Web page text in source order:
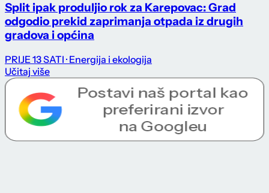
Split ipak produljio rok za Karepovac: Grad
odgodio prekid zaprimanja otpada iz drugih
gradova i općina
PRIJE 13 SATI · Energija i ekologija
Učitaj više